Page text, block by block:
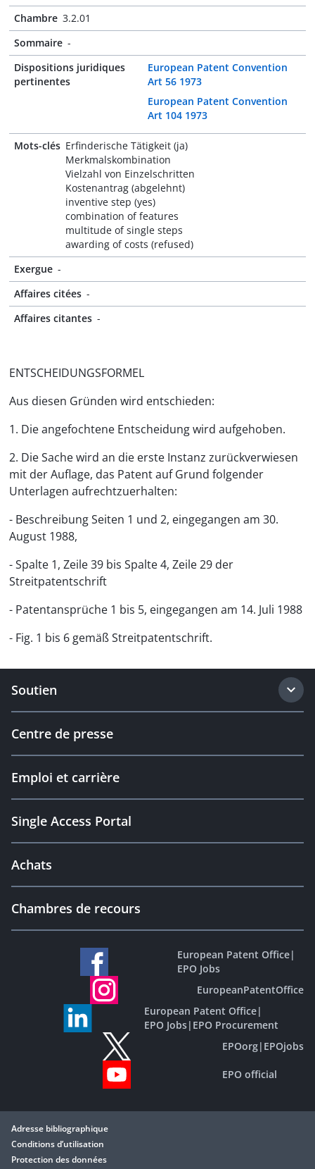
Chambre 3.2.01
Sommaire -
Dispositions juridiques
pertinentes
European Patent Convention
Art 56 1973
European Patent Convention
Art 104 1973
Mots-clés Erfinderische Tätigkeit (ja)
Merkmalskombination
Vielzahl von Einzelschritten
Kostenantrag (abgelehnt)
inventive step (yes)
combination of features
multitude of single steps
awarding of costs (refused)
Exergue -
Affaires citées -
Affaires citantes -
ENTSCHEIDUNGSFORMEL
Aus diesen Gründen wird entschieden:
1. Die angefochtene Entscheidung wird aufgehoben.
2. Die Sache wird an die erste Instanz zurückverwiesen
mit der Auflage, das Patent auf Grund folgender
Unterlagen aufrechtzuerhalten:
- Beschreibung Seiten 1 und 2, eingegangen am 30.
August 1988,
- Spalte 1, Zeile 39 bis Spalte 4, Zeile 29 der
Streitpatentschrift
- Patentansprüche 1 bis 5, eingegangen am 14. Juli 1988
- Fig. 1 bis 6 gemäß Streitpatentschrift.
Soutien
Centre de presse
Emploi et carrière
Single Access Portal
Achats
Chambres de recours
European Patent Office|
EPO Jobs
EuropeanPatentOffice
European Patent Office|
EPO Jobs| EPO Procurement
EPOorg| EPOjobs
EPO official
Adresse bibliographique
Conditions d’utilisation
Protection des données